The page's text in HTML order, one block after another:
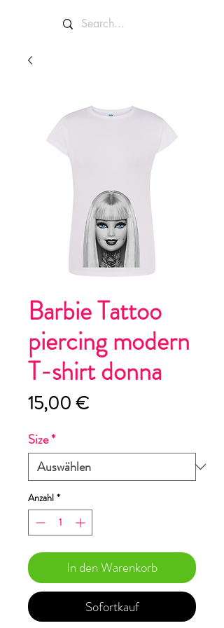
Barbie Tattoo
piercing modern
T-shirt donna
15,00 €Preis
Size*
Anzahl *
In den Warenkorb
Sofortkauf